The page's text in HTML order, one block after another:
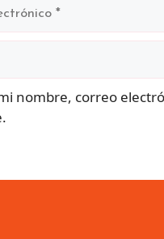
nombre, correo